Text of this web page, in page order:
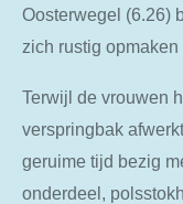
Oosterwegel (6.26)
zich rustig
Terwijl de vrouwen
verspringbak
geruime tijd bezig
onderdeel,